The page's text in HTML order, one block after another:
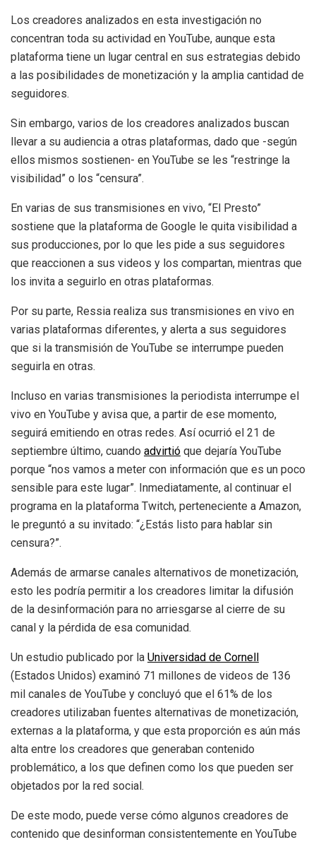
Los creadores analizados en esta investigación no
concentran toda su actividad en YouTube, aunque esta
plataforma tiene un lugar central en sus estrategias debido
a las posibilidades de monetización y la amplia cantidad de
seguidores.
Sin embargo, varios de los creadores analizados buscan
llevar a su audiencia a otras plataformas, dado que -según
ellos mismos sostienen- en YouTube se les “restringe la
visibilidad” o los “censura”.
En varias de sus transmisiones en vivo, “El Presto”
sostiene que la plataforma de Google le quita visibilidad a
sus producciones, por lo que les pide a sus seguidores
que reaccionen a sus videos y los compartan, mientras que
los invita a seguirlo en otras plataformas.
Por su parte, Ressia realiza sus transmisiones en vivo en
varias plataformas diferentes, y alerta a sus seguidores
que si la transmisión de YouTube se interrumpe pueden
seguirla en otras.
Incluso en varias transmisiones la periodista interrumpe el
vivo en YouTube y avisa que, a partir de ese momento,
seguirá emitiendo en otras redes. Así ocurrió el 21 de
septiembre último, cuando advirtió que dejaría YouTube
porque “nos vamos a meter con información que es un poco
sensible para este lugar”. Inmediatamente, al continuar el
programa en la plataforma Twitch, perteneciente a Amazon,
le preguntó a su invitado: “¿Estás listo para hablar sin
censura?”.
Además de armarse canales alternativos de monetización,
esto les podría permitir a los creadores limitar la difusión
de la desinformación para no arriesgarse al cierre de su
canal y la pérdida de esa comunidad.
Un estudio publicado por la Universidad de Cornell
(Estados Unidos) examinó 71 millones de videos de 136
mil canales de YouTube y concluyó que el 61% de los
creadores utilizaban fuentes alternativas de monetización,
externas a la plataforma, y que esta proporción es aún más
alta entre los creadores que generaban contenido
problemático, a los que definen como los que pueden ser
objetados por la red social.
De este modo, puede verse cómo algunos creadores de
contenido que desinforman consistentemente en YouTube